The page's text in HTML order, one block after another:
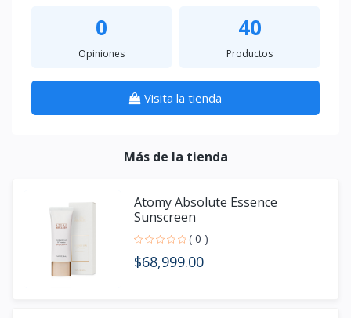
0
Opiniones
40
Productos
Visita la tienda
Más de la tienda
Atomy Absolute Essence
Sunscreen
( 0 )
$68,999.00